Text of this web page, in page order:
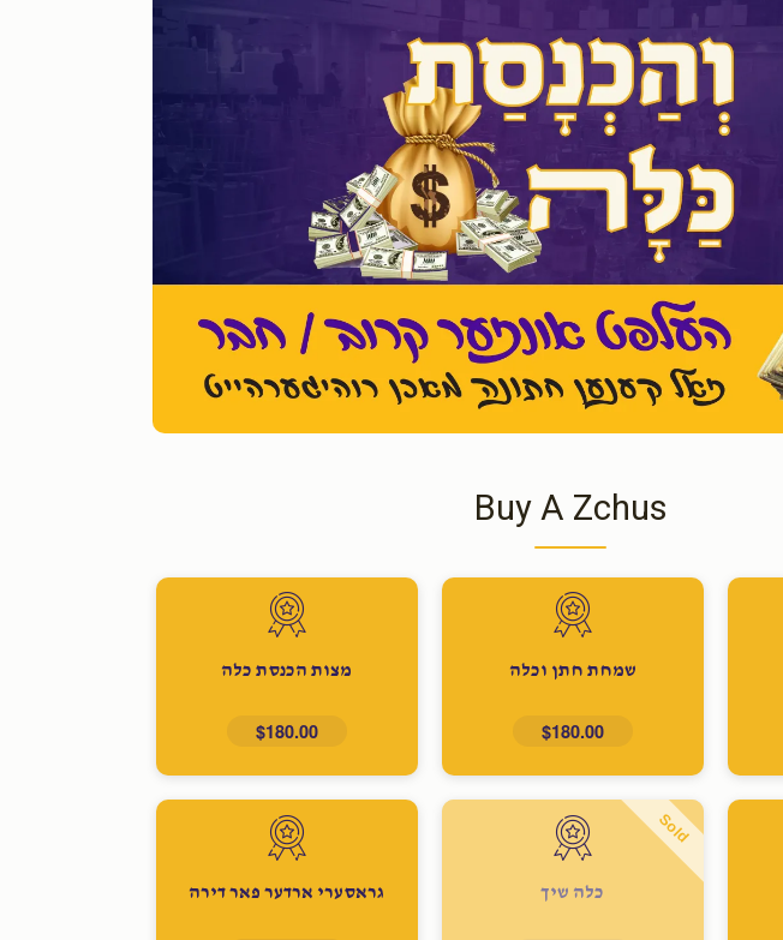
Buy A Zchus
שמחת חתן וכלה
$180.00
מצות הכנסת כלה
$180.00
Sold
כלה שיך גראסערי ארדער פאר דירה